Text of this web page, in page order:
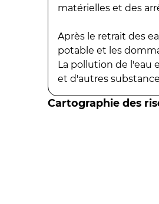
matérielles et des
Après le retrait des
potable et les
La pollution de l'eau
et d'autres
Cartographie des